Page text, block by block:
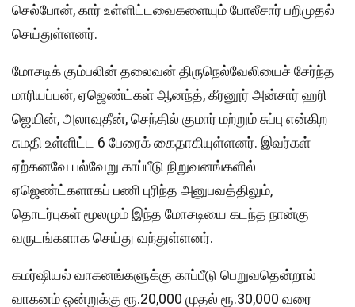
செல்போன், கார் உள்ளிட்டவைகளையும் போலீசார் பறிமுதல்
செய்துள்ளனர்.
மோசடிக் கும்பலின் தலைவன் திருநெல்வேலியைச் சேர்ந்த
மாரியப்பன், ஏஜெண்ட்கள் ஆனந்த், கீரனூர் அன்சார் ஹரி
ஜெயின், அலாவுதீன், செந்தில் குமார் மற்றும் சுப்பு என்கிற
சுமதி உள்ளிட்ட 6 பேரைக் கைதாகியுள்ளனர். இவர்கள்
ஏற்கனவே பல்வேறு காப்பீடு நிறுவனங்களில்
ஏஜெண்ட்களாகப் பணி புரிந்த அனுபவத்திலும்,
தொடர்புகள் மூலமும் இந்த மோசடியை கடந்த நான்கு
வருடங்களாக செய்து வந்துள்ளனர்.
கமர்ஷியல் வாகனங்களுக்கு காப்பீடு பெறுவதென்றால்
வாகனம் ஒன்றுக்கு ரூ.20,000 முதல் ரூ.30,000 வரை